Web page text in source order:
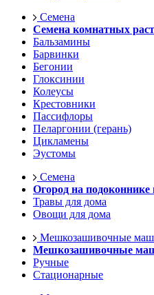
Семена
Семена комнатных
Бальзамины
Барвинки
Бегонии
Глоксинии
Колеусы
Крестовники
Пассифлоры
Пеларгонии (герань)
Цикламены
Эустомы
Семена
Огород на подоконнике
Травы для дома
Овощи для дома
Мешкозашивочные
Мешкозашивочные
Ручные
Стационарные